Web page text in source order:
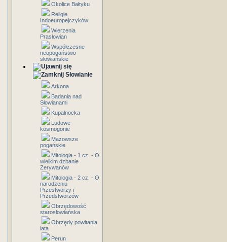
Okolice Bałtyku
Religie
Indoeuropejczyków
Wierzenia
Prasłowian
Współczesne
neopogaństwo
słowiańskie
Słowianie
Arkona
Badania nad
Słowianami
Kupalnocka
Ludowe
kosmogonie
Mazowsze
pogańskie
Mitologia - 1 cz. - O
wielkim dzbanie
Zerywanów
Mitologia - 2 cz. - O
narodzeniu
Przestworzy i
Przedstworzów
Obrzędowość
starosłowiańska
Obrzędy powitania
lata
Perun